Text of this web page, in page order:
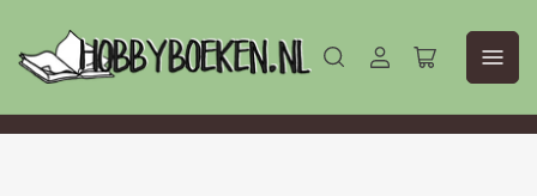
Aanmelden
Mini-
winkelwagen
openen